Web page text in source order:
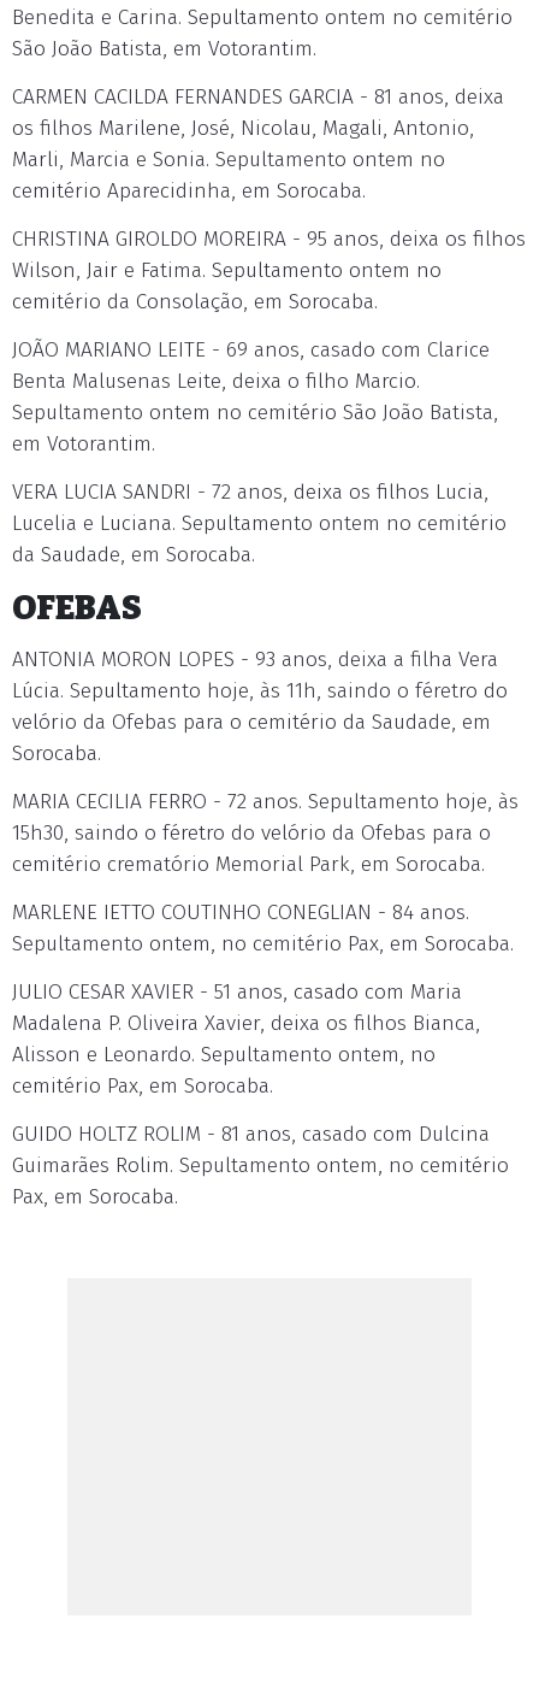
Benedita e Carina. Sepultamento ontem no cemitério
São João Batista, em Votorantim.
CARMEN CACILDA FERNANDES GARCIA - 81 anos, deixa
os filhos Marilene, José, Nicolau, Magali, Antonio,
Marli, Marcia e Sonia. Sepultamento ontem no
cemitério Aparecidinha, em Sorocaba.
CHRISTINA GIROLDO MOREIRA - 95 anos, deixa os filhos
Wilson, Jair e Fatima. Sepultamento ontem no
cemitério da Consolação, em Sorocaba.
JOÃO MARIANO LEITE - 69 anos, casado com Clarice
Benta Malusenas Leite, deixa o filho Marcio.
Sepultamento ontem no cemitério São João Batista,
em Votorantim.
VERA LUCIA SANDRI - 72 anos, deixa os filhos Lucia,
Lucelia e Luciana. Sepultamento ontem no cemitério
da Saudade, em Sorocaba.
OFEBAS
ANTONIA MORON LOPES - 93 anos, deixa a filha Vera
Lúcia. Sepultamento hoje, às 11h, saindo o féretro do
velório da Ofebas para o cemitério da Saudade, em
Sorocaba.
MARIA CECILIA FERRO - 72 anos. Sepultamento hoje, às
15h30, saindo o féretro do velório da Ofebas para o
cemitério crematório Memorial Park, em Sorocaba.
MARLENE IETTO COUTINHO CONEGLIAN - 84 anos.
Sepultamento ontem, no cemitério Pax, em Sorocaba.
JULIO CESAR XAVIER - 51 anos, casado com Maria
Madalena P. Oliveira Xavier, deixa os filhos Bianca,
Alisson e Leonardo. Sepultamento ontem, no
cemitério Pax, em Sorocaba.
GUIDO HOLTZ ROLIM - 81 anos, casado com Dulcina
Guimarães Rolim. Sepultamento ontem, no cemitério
Pax, em Sorocaba.